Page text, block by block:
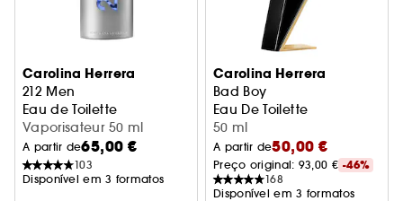
Carolina Herrera
212 Men
Eau de Toilette
Vaporisateur 50 ml
A partir de65,00 €
103
Disponível em 3 formatos
Carolina Herrera
Bad Boy
Eau De Toilette
50 ml
A partir de50,00 €
Preço original: 93,00 € -46%
168
Disponível em 3 formatos